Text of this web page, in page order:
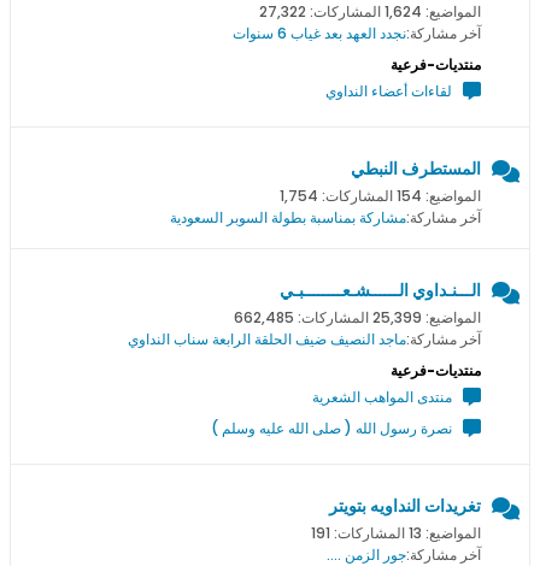
المواضيع: 1,624 المشاركات: 27,322
آخر مشاركة:نجدد العهد بعد غياب 6 سنوات
منتديات-فرعية
لقاءات أعضاء النداوي
المستطرف النبطي
المواضيع: 154 المشاركات: 1,754
آخر مشاركة:مشاركة بمناسبة بطولة السوبر السعودية
الـــنـداوي الــــــشـعــــــــبـي
المواضيع: 25,399 المشاركات: 662,485
آخر مشاركة:ماجد النصيف ضيف الحلقة الرابعة سناب النداوي
منتديات-فرعية
منتدى المواهب الشعرية
نصرة رسول الله ( صلى الله عليه وسلم )
تغريدات النداويه بتويتر
المواضيع: 13 المشاركات: 191
آخر مشاركة:جور الزمن ....